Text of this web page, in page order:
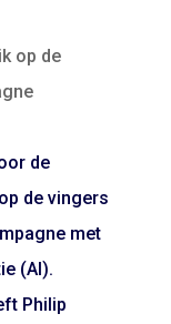
op de
de
de vingers
met
(AI).
Philip